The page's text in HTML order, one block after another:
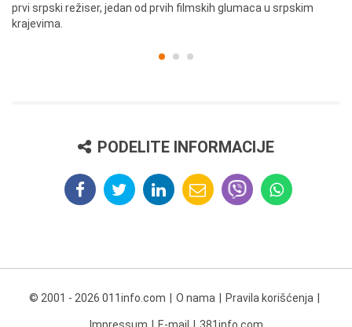
prvi srpski režiser, jedan od prvih filmskih glumaca u srpskim
krajevima.
PODELITE INFORMACIJE
© 2001 - 2026 011info.com O nama Pravila korišćenja